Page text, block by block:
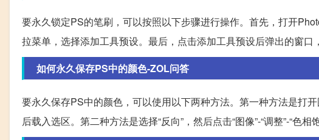
要永久锁定PS的笔刷，可以按照以下步骤进行操作。首先，打开
拉菜单，选择添加工具预设。最后，点击添加工具预设后弹出的窗口，
如何永久保存PS中的颜色-ZOL问答
要永久保存PS中的颜色，可以使用以下两种方法。第一种方法是打
后载入选区。第二种方法是选择“反向”，然后点击“图像”-“调整”-“色相饱